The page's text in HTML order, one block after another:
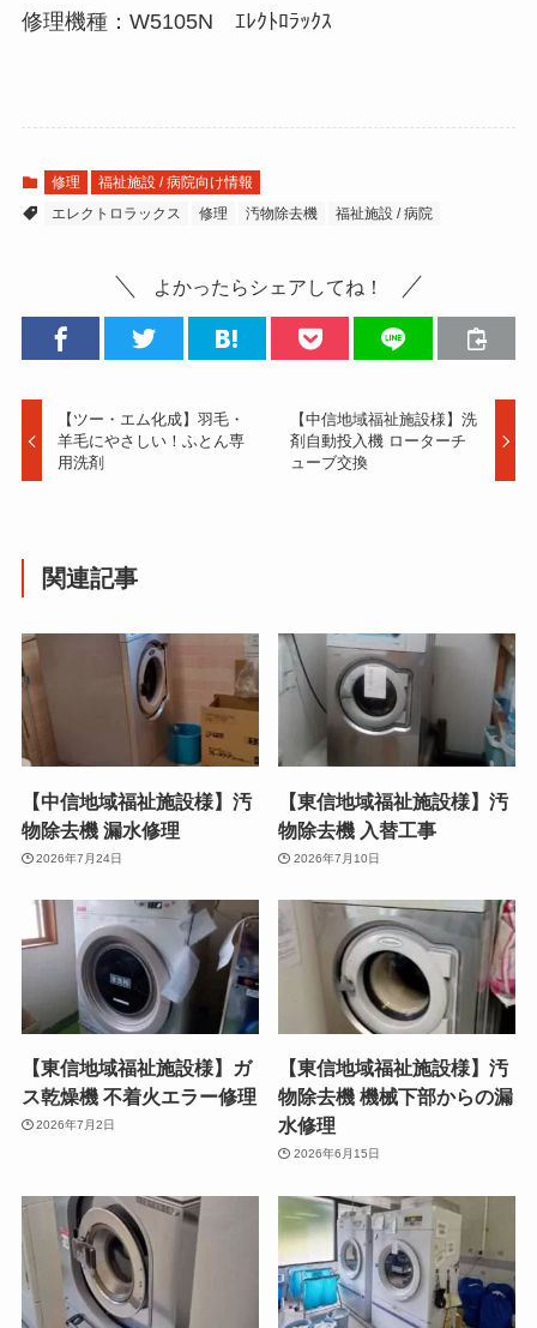
修理機種：W5105N ｴﾚｸﾄﾛﾗｯｸｽ
修理
福祉施設 / 病院向け情報
エレクトロラックス
修理 汚物除去機 福祉施設 / 病院
よかったらシェアしてね！
【ツー・エム化成】羽毛・
羊毛にやさしい！ふとん専
用洗剤
【中信地域福祉施設様】洗
剤自動投入機 ローターチ
ューブ交換
関連記事
【中信地域福祉施設様】汚
物除去機 漏水修理
2026年7月24日
【東信地域福祉施設様】汚
物除去機 入替工事
2026年7月10日
【東信地域福祉施設様】ガ
ス乾燥機 不着火エラー修理
2026年7月2日
【東信地域福祉施設様】汚
物除去機 機械下部からの漏
水修理
2026年6月15日